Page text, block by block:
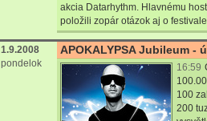
akcia Datarhythm. Hlavnému
položili zopár otázok aj o
1.9.2008
pondelok
APOKALYPSA Jubileum -
16:59
100
200